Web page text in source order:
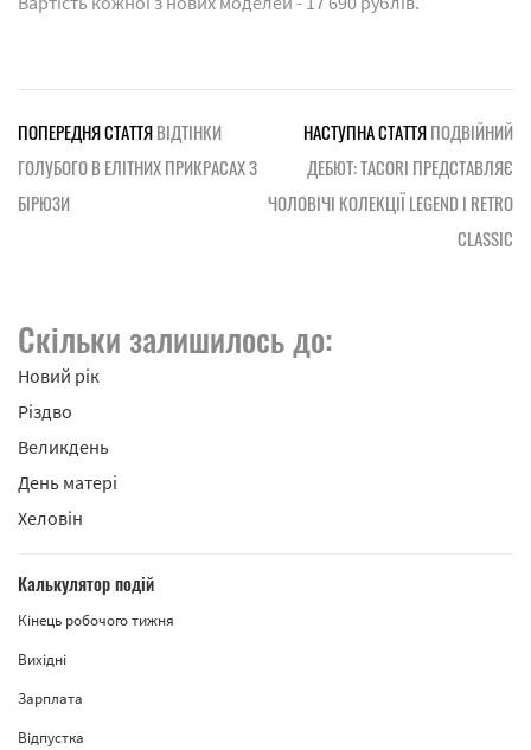
ПОПЕРЕДНЯ СТАТТЯВІДТІНКИ
ГОЛУБОГО В ЕЛІТНИХ ПРИКРАСАХ З
БІРЮЗИ
НАСТУПНА СТАТТЯПОДВІЙНИЙ
ДЕБЮТ: TACORI ПРЕДСТАВЛЯЄ
ЧОЛОВІЧІ КОЛЕКЦІЇ LEGEND І RETRO
CLASSIC
Скільки залишилось до:
Новий рік
Різдво
Великдень
День матері
Хеловін
Калькулятор подій
Кінець робочого тижня
Вихідні
Зарплата
Відпустка